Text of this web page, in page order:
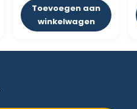
Toevoegen aan
winkelwagen